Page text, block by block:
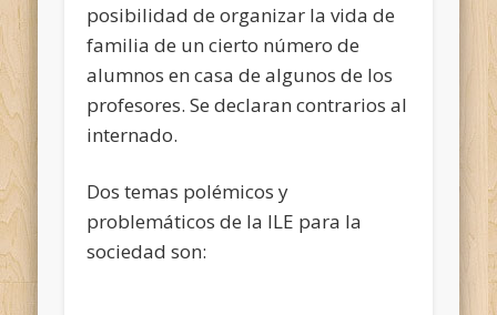
posibilidad de organizar la vida de
familia de un cierto número de
alumnos en casa de algunos de los
profesores. Se declaran contrarios al
internado.
Dos temas polémicos y
problemáticos de la ILE para la
sociedad son: